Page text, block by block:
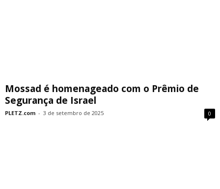
Mossad é homenageado com o Prêmio de
Segurança de Israel
PLETZ.com - 3 de setembro de 2025 0